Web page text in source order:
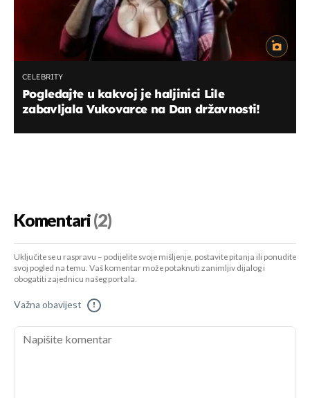
CELEBRITY
Pogledajte u kakvoj je haljinici Lile
zabavljala Vukovarce na Dan državnosti!
Komentari(2)
Uključite se u raspravu – podijelite svoje mišljenje, postavite pitanja ili ponudite
svoj pogled na temu. Vaš komentar može potaknuti zanimljiv dijalog i
obogatiti zajednicu našeg portala.
Važna obavijest !